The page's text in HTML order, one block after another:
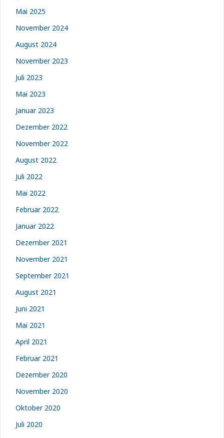
Mai 2025
November 2024
August 2024
November 2023
Juli 2023
Mai 2023
Januar 2023
Dezember 2022
November 2022
August 2022
Juli 2022
Mai 2022
Februar 2022
Januar 2022
Dezember 2021
November 2021
September 2021
August 2021
Juni 2021
Mai 2021
April 2021
Februar 2021
Dezember 2020
November 2020
Oktober 2020
Juli 2020